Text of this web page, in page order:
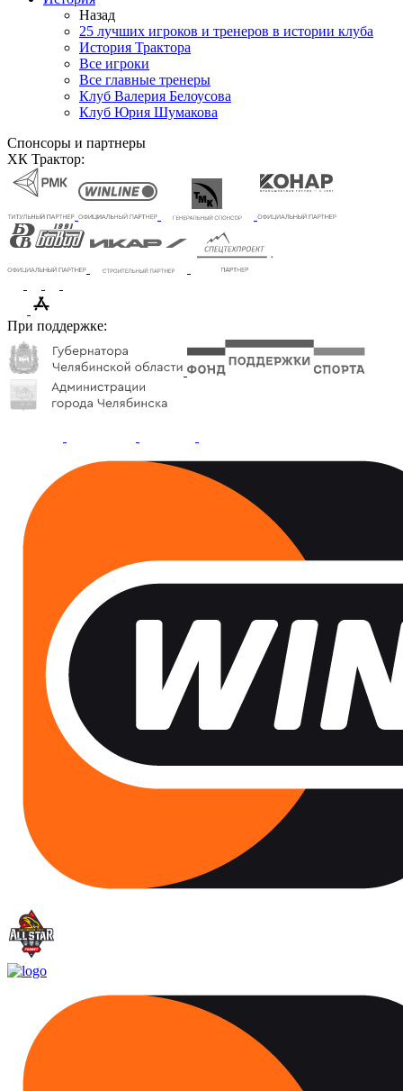
Назад
25 лучших игроков и тренеров в истории клуба
История Трактора
Все игроки
Все главные тренеры
Клуб Валерия Белоусова
Клуб Юрия Шумакова
Спонсоры и партнеры
ХК Трактор:
При поддержке: